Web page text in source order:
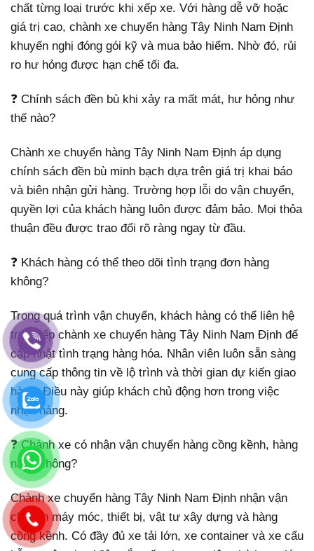
chất từng loại trước khi xếp xe. Với hàng dễ vỡ hoặc
giá trị cao, chành xe chuyển hàng Tây Ninh Nam Định
khuyến nghị đóng gói kỹ và mua bảo hiểm. Nhờ đó, rủi
ro hư hỏng được hạn chế tối đa.
❓ Chính sách đền bù khi xảy ra mất mát, hư hỏng như
thế nào?
Chành xe chuyển hàng Tây Ninh Nam Định áp dụng
chính sách đền bù minh bạch dựa trên giá trị khai báo
và biên nhận gửi hàng. Trường hợp lỗi do vận chuyển,
quyền lợi của khách hàng luôn được đảm bảo. Mọi thỏa
thuận đều được trao đổi rõ ràng ngay từ đầu.
❓ Khách hàng có thể theo dõi tình trạng đơn hàng
không?
Trong quá trình vận chuyển, khách hàng có thể liên hệ
trực tiếp chành xe chuyển hàng Tây Ninh Nam Định để
cập nhật tình trạng hàng hóa. Nhân viên luôn sẵn sàng
cung cấp thông tin về lộ trình và thời gian dự kiến giao
hàng. Điều này giúp khách chủ động hơn trong việc
nhận hàng.
❓ Chành xe có nhận vận chuyển hàng cồng kềnh, hàng
nặng không?
Chành xe chuyển hàng Tây Ninh Nam Định nhận vận
chuyển máy móc, thiết bị, vật tư xây dựng và hàng
cồng kềnh. Có đầy đủ xe tải lớn, xe container và xe cẩu